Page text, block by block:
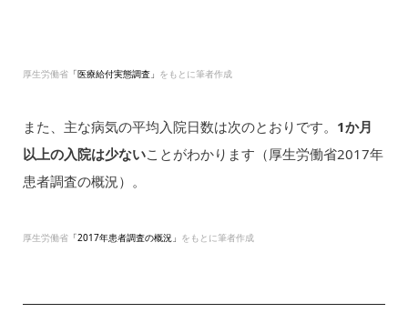
厚生労働省「医療給付実態調査」 をもとに筆者作成
また、主な病気の平均入院日数は次のとおりです。 1か月
以上の入院は少ないことがわかります（厚生労働省2017年
患者調査の概況）。
厚生労働省「2017年患者調査の概況」 をもとに筆者作成